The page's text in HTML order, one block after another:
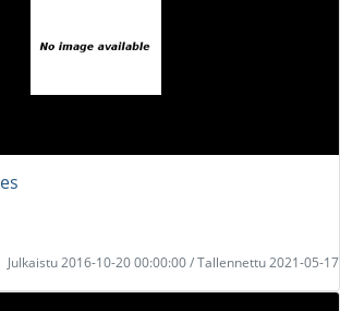
Julkaistu 2016-10-20 00:00:00 / Tallennettu 2021-05-17